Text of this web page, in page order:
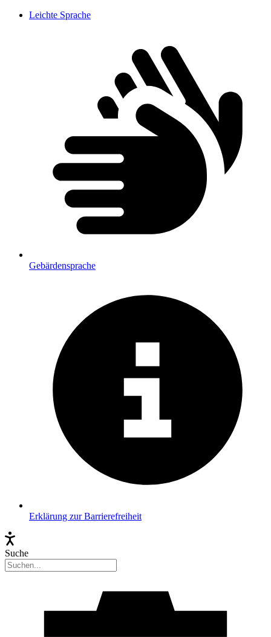
Leichte Sprache
Gebärdensprache
Erklärung zur Barrierefreiheit
Suche